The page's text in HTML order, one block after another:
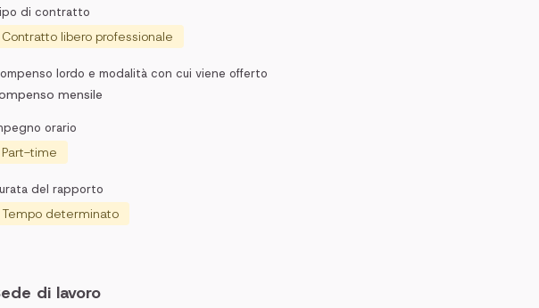
di contratto
Contratto libero professionale
lordo e modalità con cui viene offerto
mensile
orario
Part-time
del rapporto
Tempo determinato
di lavoro